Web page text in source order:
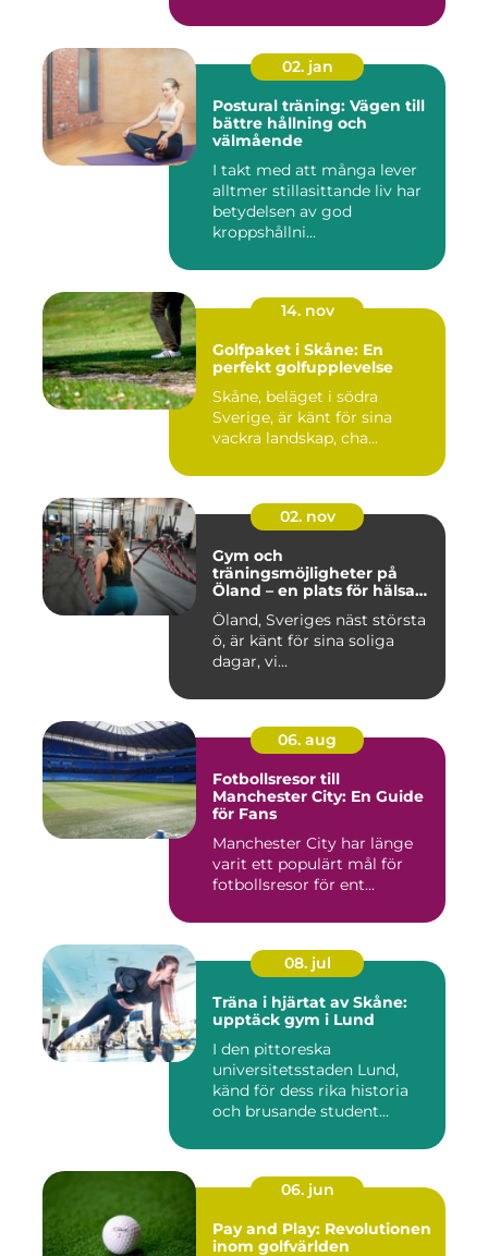
02. jan
Postural träning: Vägen till
bättre hållning och
välmående
I takt med att många lever
alltmer stillasittande liv har
betydelsen av god
kroppshållni...
14. nov
Golfpaket i Skåne: En
perfekt golfupplevelse
Skåne, beläget i södra
Sverige, är känt för sina
vackra landskap, cha...
02. nov
Gym och
träningsmöjligheter på
Öland – en plats för hälsa
och välbefinnande
Öland, Sveriges näst största
ö, är känt för sina soliga
dagar, vi...
06. aug
Fotbollsresor till
Manchester City: En Guide
för Fans
Manchester City har länge
varit ett populärt mål för
fotbollsresor för ent...
08. jul
Träna i hjärtat av Skåne:
upptäck gym i Lund
I den pittoreska
universitetsstaden Lund,
känd för dess rika historia
och brusande student...
06. jun
Pay and Play: Revolutionen
inom golfvärlden